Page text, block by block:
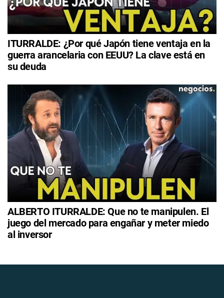
ITURRALDE: ¿Por qué Japón tiene ventaja en la
guerra arancelaria con EEUU? La clave está en
su deuda
ALBERTO ITURRALDE: Que no te manipulen. El
juego del mercado para engañar y meter miedo
al inversor